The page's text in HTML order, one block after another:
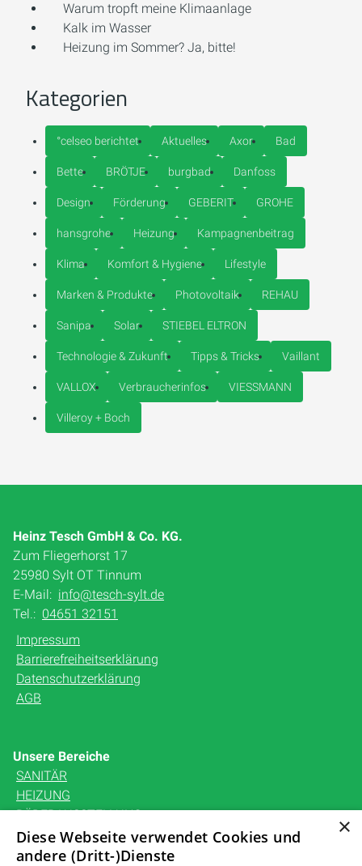
Warum tropft meine Klimaanlage
Kalk im Wasser
Heizung im Sommer? Ja, bitte!
Kategorien
°celseo berichtet Aktuelles Axor Bad
Bette BRÖTJE burgbad Danfoss
Design Förderung GEBERIT GROHE
hansgrohe Heizung Kampagnenbeitrag
Klima Komfort & Hygiene Lifestyle
Marken & Produkte Photovoltaik REHAU
Sanipa Solar STIEBEL ELTRON
Technologie & Zukunft Tipps & Tricks Vaillant
VALLOX Verbraucherinfos VIESSMANN
Villeroy + Boch
Heinz Tesch GmbH & Co. KG.
Zum Fliegerhorst 17
25980 Sylt OT Tinnum
E-Mail: info@tesch-sylt.de
Tel.: 04651 32151
Impressum
Barrierefreiheitserklärung
Datenschutzerklärung
AGB
Unsere Bereiche
SANITÄR
HEIZUNG
BÄDERAUSSTELLUNG
KARRIERE
UNTERNEHMEN
×
Diese Webseite verwendet Cookies und
andere (Dritt-)Dienste